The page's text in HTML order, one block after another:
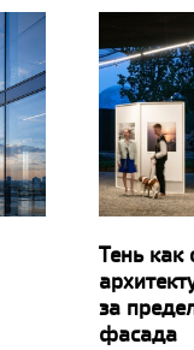
Тень как
за
фасада